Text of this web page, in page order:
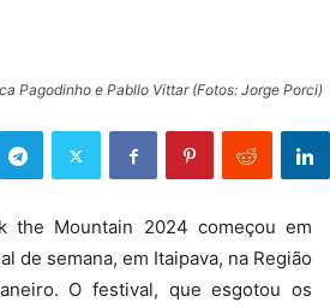
Pagodinho e Pabllo Vittar (Fotos: Jorge Porci)
the Mountain 2024 começou em
de semana, em Itaipava, na Região
O festival, que esgotou os